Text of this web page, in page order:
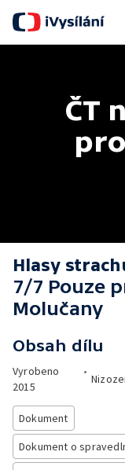
ČT
Hlasy
7/7 Pouze
Molučany
Obsah dílu
Vyrobeno
2015
•
Dokument
Dokument o